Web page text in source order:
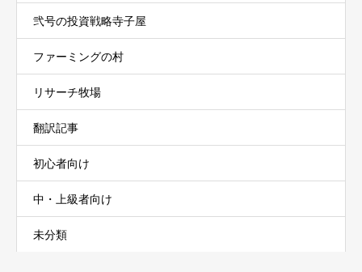
弐号の投資戦略寺子屋
ファーミングの村
リサーチ牧場
翻訳記事
初心者向け
中・上級者向け
未分類